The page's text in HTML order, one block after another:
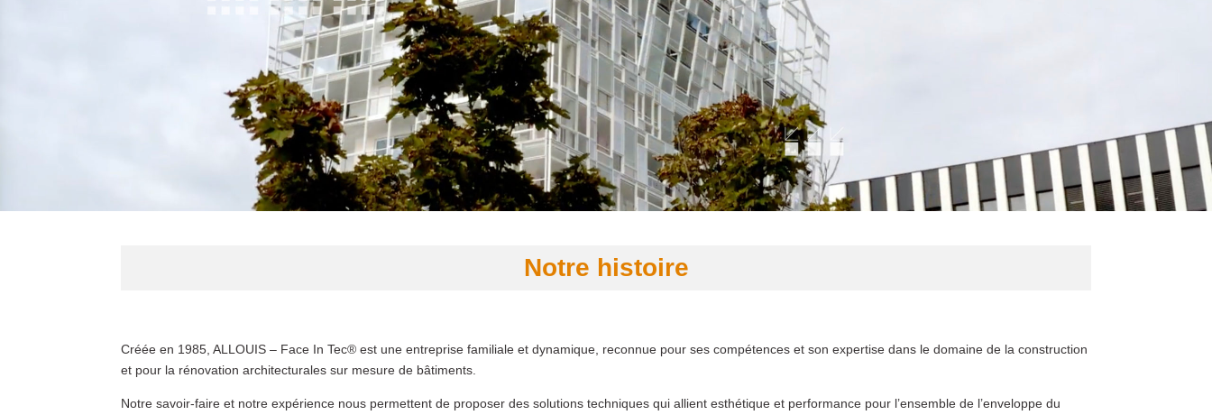
Notre histoire
Créée en 1985, ALLOUIS – Face In Tec® est une entreprise familiale et dynamique, reconnue pour ses compétences et son expertise dans le domaine de la construction
et pour la rénovation architecturales sur mesure de bâtiments.
Notre savoir-faire et notre expérience nous permettent de proposer des solutions techniques qui allient esthétique et performance pour l’ensemble de l’enveloppe du